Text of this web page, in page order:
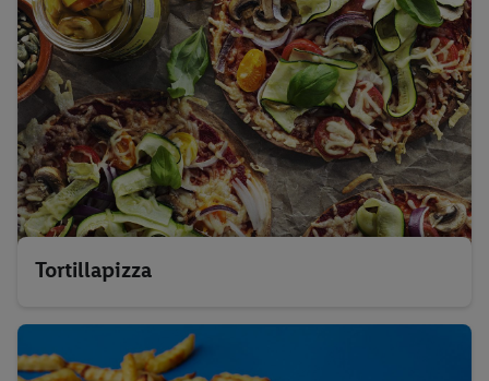
Tortillapizza
information, inklusive om lagringsperioden för
personuppgifterna och din rätt att när som helst återkalla ditt
samtycke med verkan för framtiden, finns i vår
integritetspolicy
Du kan hitta avtrycken här.